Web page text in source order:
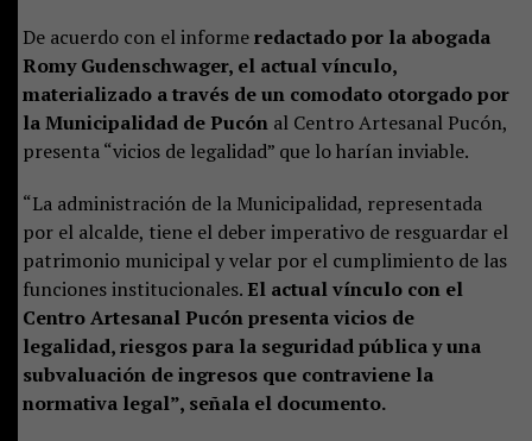
De acuerdo con el informeredactado por la abogada
Romy Gudenschwager, el actual vínculo,
materializado a través de un comodato otorgado por
la Municipalidad de Pucónal Centro Artesanal Pucón,
presenta “vicios de legalidad” que lo harían inviable.
“La administración de la Municipalidad, representada
por el alcalde, tiene el deber imperativo de resguardar el
patrimonio municipal y velar por el cumplimiento de las
funciones institucionales. El actual vínculo con el
Centro Artesanal Pucón presenta vicios de
legalidad, riesgos para la seguridad pública y una
subvaluación de ingresos que contraviene la
normativa legal”, señala el documento.